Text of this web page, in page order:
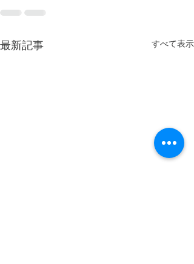
最新記事 すべて表示